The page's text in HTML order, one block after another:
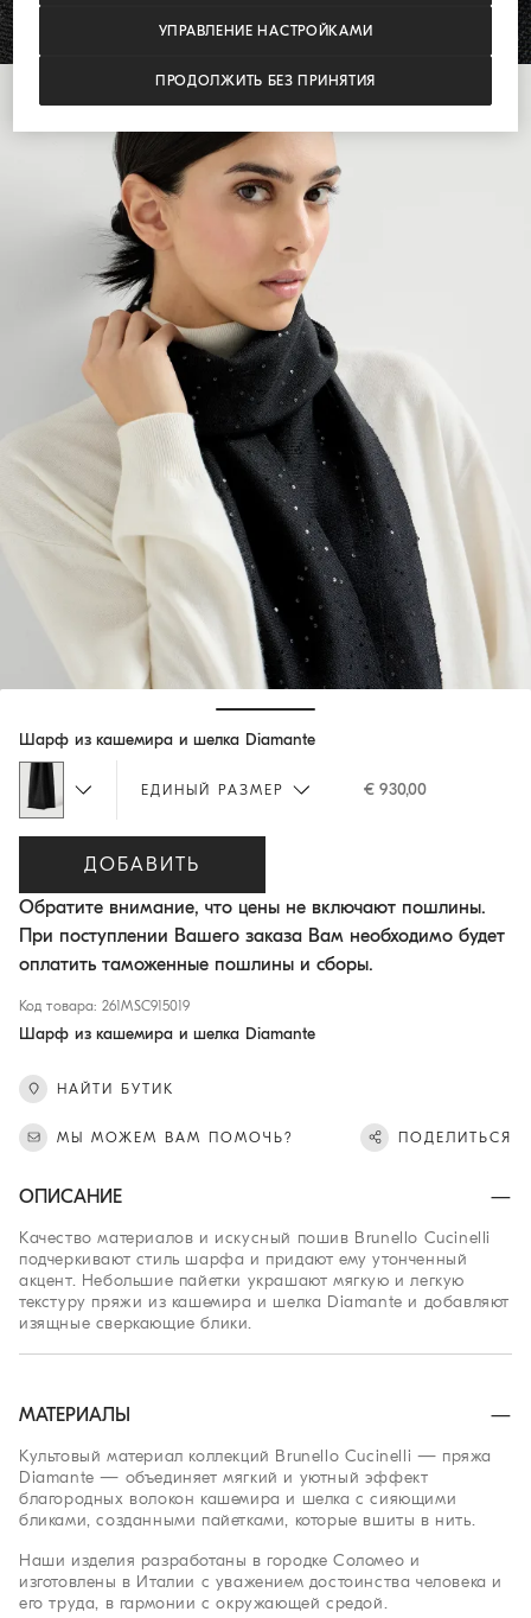
Шарф из кашемира и шелка Diamante
ЕДИНЫЙ РАЗМЕР € 930,00
ДОБАВИТЬ
Обратите внимание, что цены не включают пошлины.
При поступлении Вашего заказа Вам необходимо будет
оплатить таможенные пошлины и сборы.
Код товара: 261MSC915019
Шарф из кашемира и шелка Diamante
НАЙТИ БУТИК
МЫ МОЖЕМ ВАМ ПОМОЧЬ? ПОДЕЛИТЬСЯ
ОПИСАНИЕ
Качество материалов и искусный пошив Brunello Cucinelli
подчеркивают стиль шарфа и придают ему утонченный
акцент. Небольшие пайетки украшают мягкую и легкую
текстуру пряжи из кашемира и шелка Diamante и добавляют
изящные сверкающие блики.
МАТЕРИАЛЫ
Культовый материал коллекций Brunello Cucinelli — пряжа
Diamante — объединяет мягкий и уютный эффект
благородных волокон кашемира и шелка с сияющими
бликами, созданными пайетками, которые вшиты в нить.
Наши изделия разработаны в городке Соломео и
изготовлены в Италии с уважением достоинства человека и
его труда, в гармонии с окружающей средой.
УПРАВЛЕНИЕ НАСТРОЙКАМИ
ПРОДОЛЖИТЬ БЕЗ ПРИНЯТИЯ